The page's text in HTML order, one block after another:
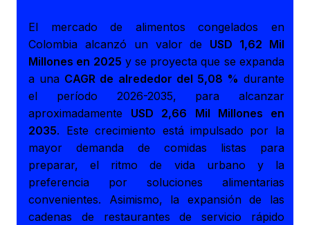
El mercado de alimentos congelados en
Colombia alcanzó un valor de USD 1,62 Mil
Millones en 2025 y se proyecta que se expanda
a una CAGR de alrededor del 5,08 % durante
el período 2026-2035, para alcanzar
aproximadamente USD 2,66 Mil Millones en
2035. Este crecimiento está impulsado por la
mayor demanda de comidas listas para
preparar, el ritmo de vida urbano y la
preferencia por soluciones alimentarias
convenientes. Asimismo, la expansión de las
cadenas de restaurantes de servicio rápido